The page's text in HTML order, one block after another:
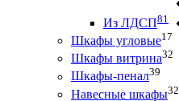
Из ЛДСП81
Шкафы угловые17
Шкафы витрина32
Шкафы-пенал39
Навесные шкафы32